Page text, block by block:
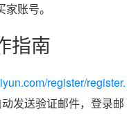
账号。
指南
register/register.
发送验证邮件，登录邮